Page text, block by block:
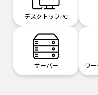
デスクトップPC
サーバー ワ